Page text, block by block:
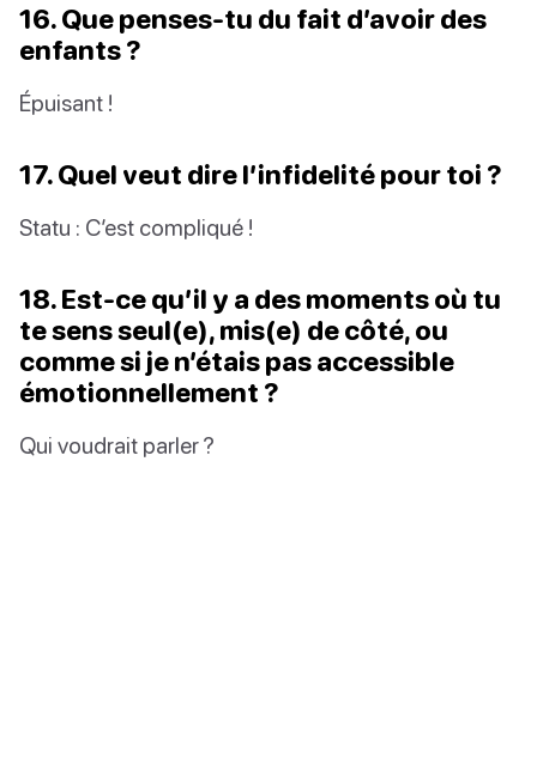
16. Que penses-tu du fait d’avoir des
enfants ?
Épuisant !
17. Quel veut dire l’infidelité pour toi ?
Statu : C’est compliqué !
18. Est-ce qu’il y a des moments où tu
te sens seul(e), mis(e) de côté, ou
comme si je n’étais pas accessible
émotionnellement ?
Qui voudrait parler ?